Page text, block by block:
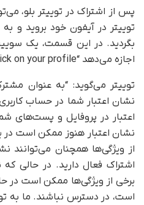
پس از اشتراک در توییتر بلو،
بگردید. در این قسمت، یک
اجازه می‌دهد “show or hide your blue tick on your profile”.
توییتر می‌گوید: “به عنوان
نشان اعتبار شما در حساب
اعتبار در پروفایل و پست‌های
نشان اعتبار هنوز ممکن است در
از ویژگی‌ها همچنان می‌توانند
اشتراک فعال دارید. در حالی
برخی از ویژگی‌ها ممکن است در
است، در دسترس نباشند. ما به